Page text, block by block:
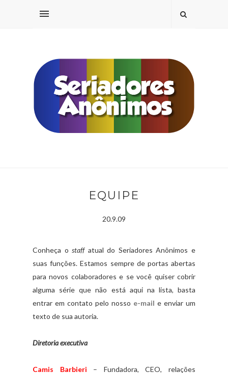
EQUIPE
20.9.09
Conheça ostaffatual do Seriadores Anônimos e
suas funções. Estamos sempre de portas abertas
para novos colaboradores e se você quiser cobrir
alguma série que não está aqui na lista, basta
entrar em contato pelo nosso e-mail e enviar um
texto de sua autoria.
Diretoria executiva
Camis Barbieri – Fundadora, CEO, relações